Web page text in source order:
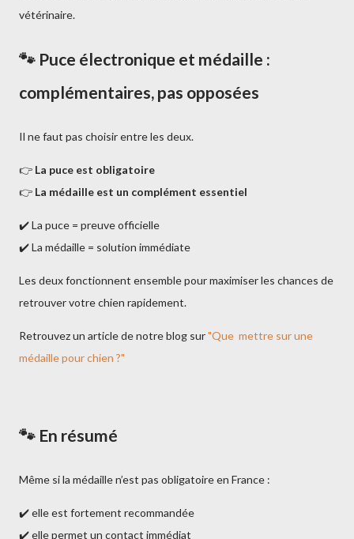
vétérinaire.
🐾 Puce électronique et médaille :
complémentaires, pas opposées
Il ne faut pas choisir entre les deux.
👉 La puce est obligatoire
👉 La médaille est un complément essentiel
✔️ La puce = preuve officielle
✔️ La médaille = solution immédiate
Les deux fonctionnent ensemble pour maximiser les chances de
retrouver votre chien rapidement.
Retrouvez un article de notre blog sur"Que mettre sur une
médaille pour chien ?"
🐾 En résumé
Même si la médaille n’est pas obligatoire en France :
✔️ elle est fortement recommandée
✔️ elle permet un contact immédiat